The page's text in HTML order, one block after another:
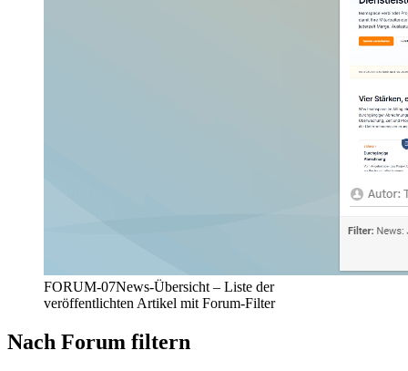
FORUM-07News-Übersicht – Liste der
veröffentlichten Artikel mit Forum-Filter
Nach Forum filtern